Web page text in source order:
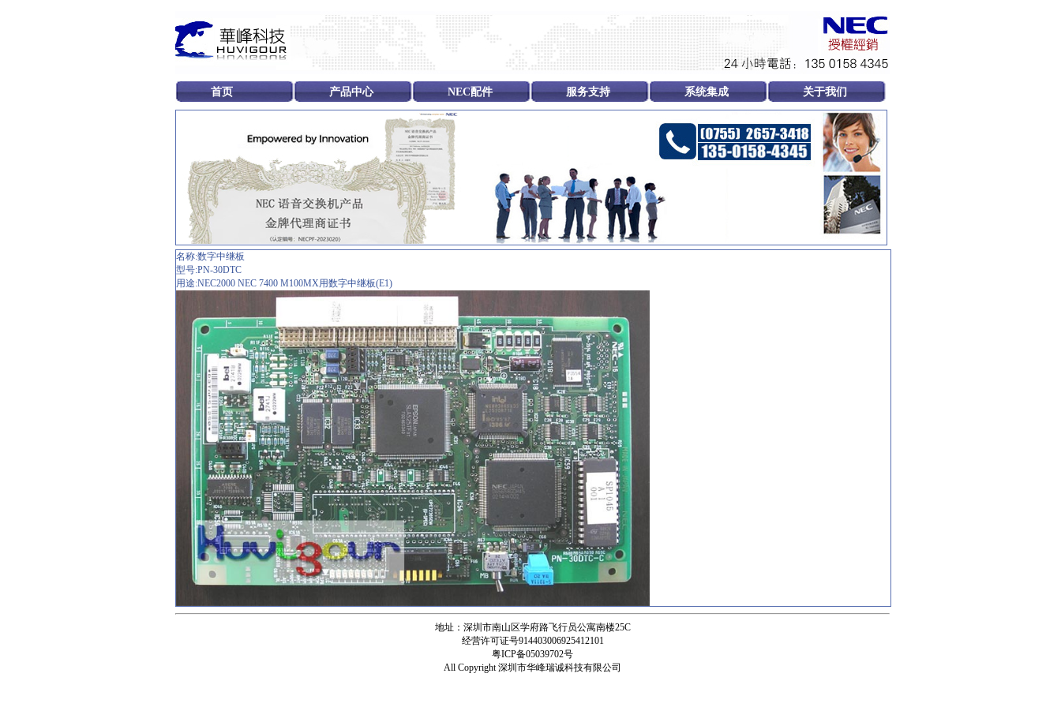
首页 产品中心 NEC配件 服务支持 系统集成 关于我们
名称:数字中继板
型号:PN-30DTC
用途:NEC2000 NEC 7400 M100MX用数字中继板(E1)
地址：深圳市南山区学府路飞行员公寓南楼25C
经营许可证号914403006925412101
粤ICP备05039702号
All Copyright 深圳市华峰瑞诚科技有限公司